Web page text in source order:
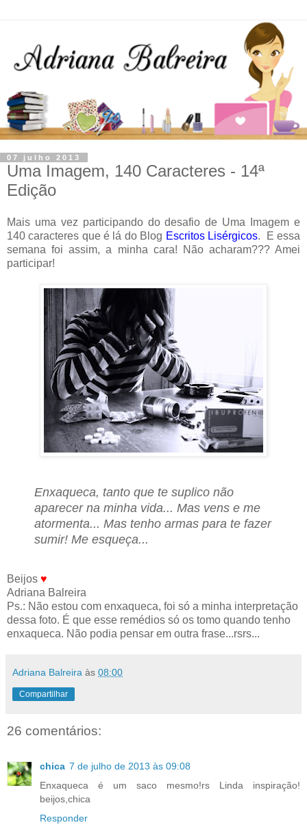
07 julho 2013
Uma Imagem, 140 Caracteres - 14ª
Edição
Mais uma vez participando do desafio de Uma Imagem e
140 caracteres que é lá do Blog Escritos Lisérgicos. E essa
semana foi assim, a minha cara! Não acharam??? Amei
participar!
Enxaqueca, tanto que te suplico não
aparecer na minha vida... Mas vens e me
atormenta... Mas tenho armas para te fazer
sumir! Me esqueça...
Beijos ♥
Adriana Balreira
Ps.: Não estou com enxaqueca, foi só a minha interpretação
dessa foto. É que esse remédios só os tomo quando tenho
enxaqueca. Não podia pensar em outra frase...rsrs...
Adriana Balreira às 08:00
Compartilhar
26 comentários:
chica 7 de julho de 2013 às 09:08
Enxaqueca é um saco mesmo!rs Linda inspiração!
beijos,chica
Responder